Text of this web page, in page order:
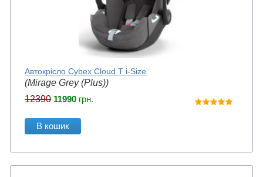
Автокрісло Cybex Cloud T i-Size
(Mirage Grey (Plus))
12390 11990 грн.
В кошик